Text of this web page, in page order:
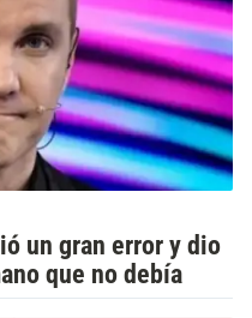
un gran error y dio
que no debía